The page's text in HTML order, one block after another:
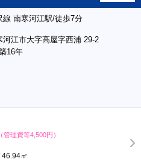
線 南寒河江駅/徒歩7分
河江市大字高屋字西浦 29-2
16年
（管理費等4,500円）
46.94㎡